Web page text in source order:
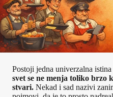
Postoji jedna univerzalna
svet se ne menja toliko brzo
stvari. Nekad i sad nazivi